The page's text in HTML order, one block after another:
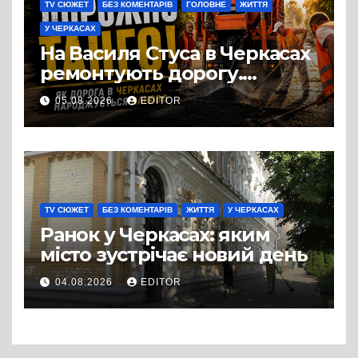
TV СЮЖЕТ БЕЗ КОМЕНТАРІВ ГОЛОВНЕ ЖИТТЯ
У ЧЕРКАСАХ
На Василя Стуса в Черкасах
ремонтують дорогу.
Роботи ведуться на ділянці
від провулка Івана Сірка до
вулиці Надпільної
05.08.2026 EDITOR
TV СЮЖЕТ БЕЗ КОМЕНТАРІВ ЖИТТЯ У ЧЕРКАСАХ
Ранок у Черкасах: яким
місто зустрічає новий день
04.08.2026 EDITOR